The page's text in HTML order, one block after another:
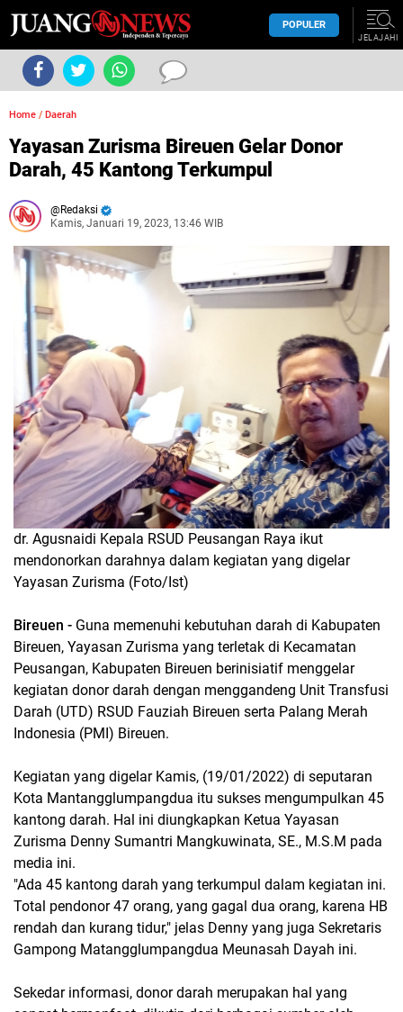
POPULER
JELAJAHI
Home / Daerah
Yayasan Zurisma Bireuen Gelar Donor
Darah, 45 Kantong Terkumpul
Redaksi
Kamis, Januari 19, 2023, 13:46 WIB
dr. Agusnaidi Kepala RSUD Peusangan Raya ikut
mendonorkan darahnya dalam kegiatan yang digelar
Yayasan Zurisma (Foto/Ist)
Bireuen - Guna memenuhi kebutuhan darah di Kabupaten
Bireuen, Yayasan Zurisma yang terletak di Kecamatan
Peusangan, Kabupaten Bireuen berinisiatif menggelar
kegiatan donor darah dengan menggandeng Unit Transfusi
Darah (UTD) RSUD Fauziah Bireuen serta Palang Merah
Indonesia (PMI) Bireuen.
Kegiatan yang digelar Kamis, (19/01/2022) di seputaran
Kota Mantangglumpangdua itu sukses mengumpulkan 45
kantong darah. Hal ini diungkapkan Ketua Yayasan
Zurisma Denny Sumantri Mangkuwinata, SE., M.S.M pada
media ini.
"Ada 45 kantong darah yang terkumpul dalam kegiatan ini.
Total pendonor 47 orang, yang gagal dua orang, karena HB
rendah dan kurang tidur," jelas Denny yang juga Sekretaris
Gampong Matangglumpangdua Meunasah Dayah ini.
Sekedar informasi, donor darah merupakan hal yang